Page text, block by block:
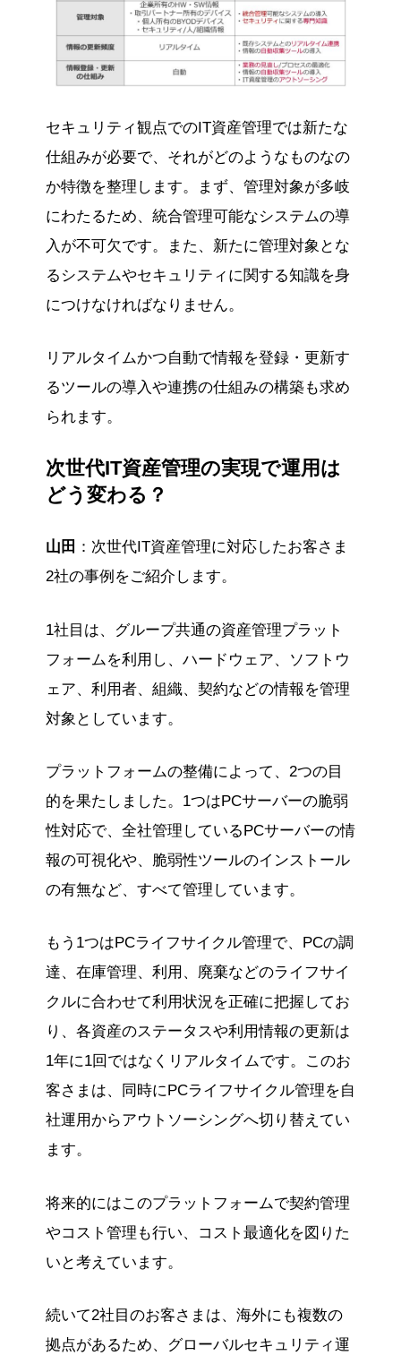
セキュリティ観点でのIT資産管理では新たな
仕組みが必要で、それがどのようなものなの
か特徴を整理します。まず、管理対象が多岐
にわたるため、統合管理可能なシステムの導
入が不可欠です。また、新たに管理対象とな
るシステムやセキュリティに関する知識を身
につけなければなりません。
リアルタイムかつ自動で情報を登録・更新す
るツールの導入や連携の仕組みの構築も求め
られます。
次世代IT資産管理の実現で運用は
どう変わる？
山田 ：次世代IT資産管理に対応したお客さま
2社の事例をご紹介します。
1社目は、グループ共通の資産管理プラット
フォームを利用し、ハードウェア、ソフトウ
ェア、利用者、組織、契約などの情報を管理
対象としています。
プラットフォームの整備によって、2つの目
的を果たしました。1つはPCサーバーの脆弱
性対応で、全社管理しているPCサーバーの情
報の可視化や、脆弱性ツールのインストール
の有無など、すべて管理しています。
もう1つはPCライフサイクル管理で、PCの調
達、在庫管理、利用、廃棄などのライフサイ
クルに合わせて利用状況を正確に把握してお
り、各資産のステータスや利用情報の更新は
1年に1回ではなくリアルタイムです。このお
客さまは、同時にPCライフサイクル管理を自
社運用からアウトソーシングへ切り替えてい
ます。
将来的にはこのプラットフォームで契約管理
やコスト管理も行い、コスト最適化を図りた
いと考えています。
続いて2社目のお客さまは、海外にも複数の
拠点があるため、グローバルセキュリティ運